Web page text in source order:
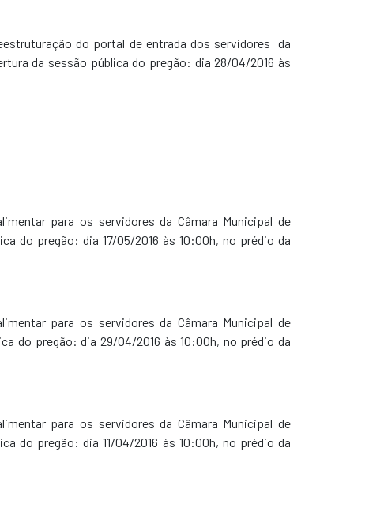
do portal de entrada dos servidores da
da sessão pública do pregão: dia 28/04/2016 às
para os servidores da Câmara Municipal de
do pregão: dia 17/05/2016 às 10:00h, no prédio da
para os servidores da Câmara Municipal de
do pregão: dia 29/04/2016 às 10:00h, no prédio da
para os servidores da Câmara Municipal de
do pregão: dia 11/04/2016 às 10:00h, no prédio da